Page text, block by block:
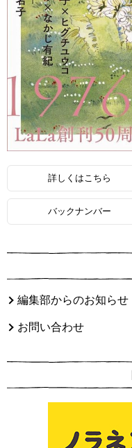
詳しくはこちら
バックナンバー
編集部からのお知らせ
お問い合わせ